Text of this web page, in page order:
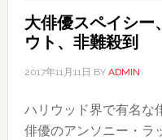
大俳優スペイシー
ウト、非難殺到
2017年11月11日 BY ADMIN
ハリウッド界で有名な
俳優のアンソニー・ラ